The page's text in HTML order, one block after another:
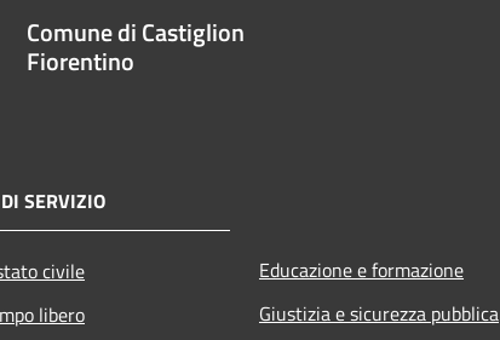
Comune di Castiglion
Fiorentino
SERVIZIO
civile
libero
Educazione e formazione
Giustizia e sicurezza pubblica